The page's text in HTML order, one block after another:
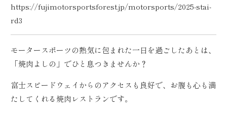
https://fujimotorsportsforest.jp/motorsports/2025-stai-
rd3
モータースポーツの熱気に包まれた一日を過ごしたあとは、
「焼肉よしの」でひと息つきませんか？
富士スピードウェイからのアクセスも良好で、お腹も心も満
たしてくれる焼肉レストランです。